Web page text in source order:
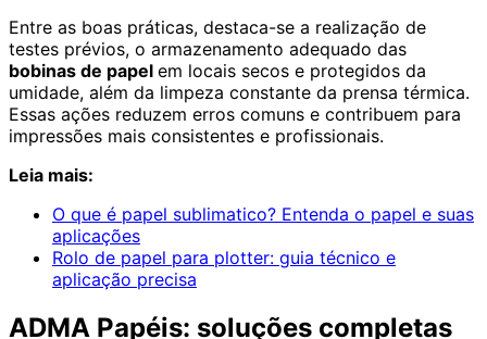
Entre as boas práticas, destaca-se a realização de
testes prévios, o armazenamento adequado das
bobinas de papel em locais secos e protegidos da
umidade, além da limpeza constante da prensa térmica.
Essas ações reduzem erros comuns e contribuem para
impressões mais consistentes e profissionais.
Leia mais:
O que é papel sublimatico? Entenda o papel e suas
aplicações
Rolo de papel para plotter: guia técnico e
aplicação precisa
ADMA Papéis: soluções completas